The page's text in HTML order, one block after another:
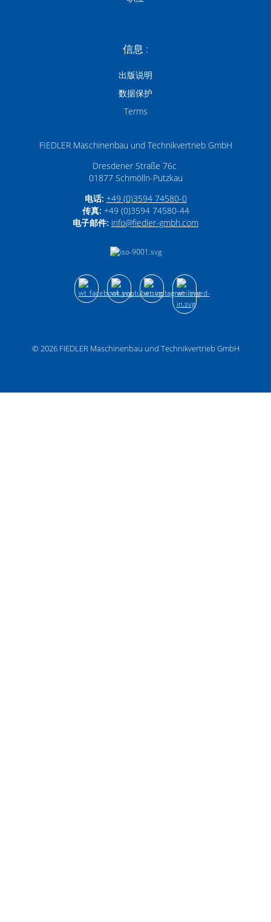
信息 :
出版说明
数据保护
Terms
FIEDLER Maschinenbau und Technikvertrieb GmbH
Dresdener Straße 76c
01877 Schmölln-Putzkau
电话: +49 (0)3594 74580-0
传真: +49 (0)3594 74580-44
电子邮件: info­@­fiedler-gmbh­.­com
© 2026 FIEDLER Maschinenbau und Technikvertrieb GmbH